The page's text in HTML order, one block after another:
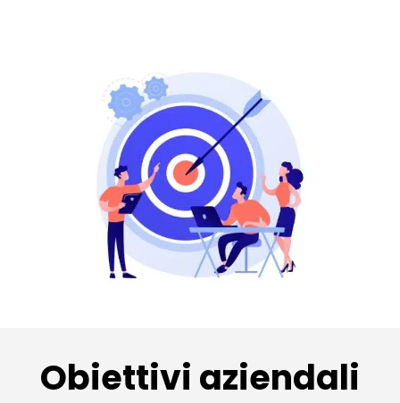
Obiettivi aziendali